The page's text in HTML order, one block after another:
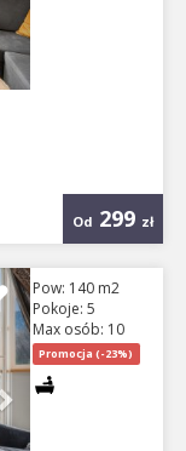
Od 299 zł
NextPow: 140 m2
Pokoje: 5
Max osób: 10
Promocja (-23%)